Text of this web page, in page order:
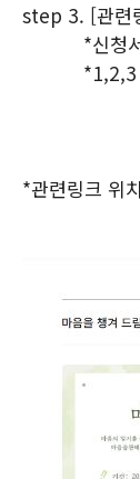
step 3. ​[관련
*신청서 제
*1,2,3 중
*관련링크 위